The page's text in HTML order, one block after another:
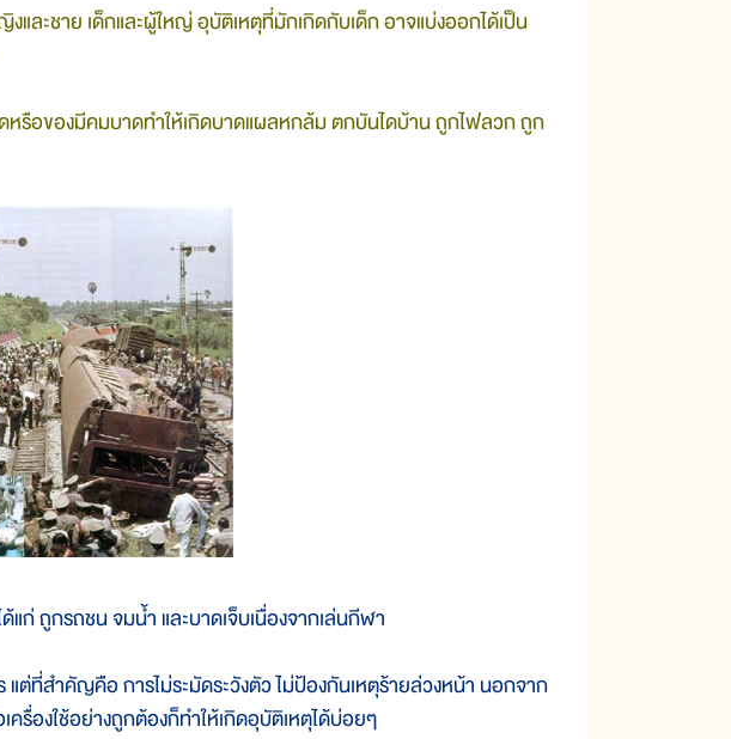
ละชาย เด็กและผู้ใหญ่ อุบัติเหตุที่มักเกิดกับเด็ก อาจแบ่งออกได้เป็น
หรือของมีคมบาดทำให้เกิดบาดแผลหกล้ม ตกบันไดบ้าน ถูกไฟลวก ถูก
ถูกรถชน จมน้ำ และบาดเจ็บเนื่องจากเล่นกีฬา
ที่สำคัญคือ การไม่ระมัดระวังตัว ไม่ป้องกันเหตุร้ายล่วงหน้า นอกจาก
ครื่องใช้อย่างถูกต้องก็ทำให้เกิดอุบัติเหตุได้บ่อยๆ